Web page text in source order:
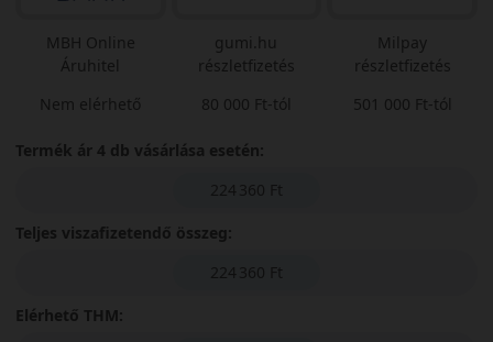
MBH Online
Áruhitel
Nem elérhető
gumi.hu
részletfizetés
80 000 Ft-tól
Milpay
részletfizetés
501 000 Ft-tól
Termék ár 4 db vásárlása esetén:
224 360 Ft
Teljes viszafizetendő összeg:
224 360 Ft
Elérhető THM: